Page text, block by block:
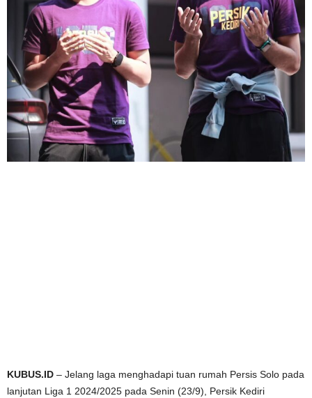
KUBUS.ID – Jelang laga menghadapi tuan rumah Persis Solo pada
lanjutan Liga 1 2024/2025 pada Senin (23/9), Persik Kediri